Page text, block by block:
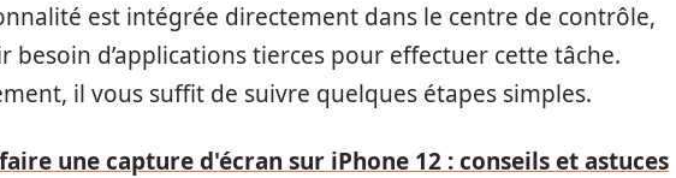
est intégrée directement dans le centre de contrôle,
besoin d’applications tierces pour effectuer cette tâche.
il vous suffit de suivre quelques étapes simples.
une capture d'écran sur iPhone 12 : conseils et astuces